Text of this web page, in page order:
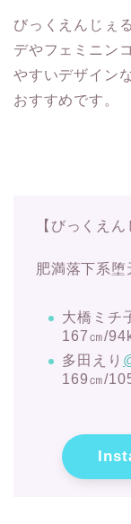
びっくえんじぇ
デやフェミニン
やすいデザイン
おすすめです。
【びっくえ
肥満落下系堕
大橋ミチ
167㎝/
多田えり
169㎝/